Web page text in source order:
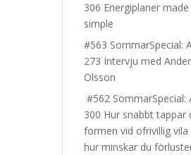
306 Energiplaner made
simple
#563 SommarSpecial:
273 Intervju med
Olsson
#562 SommarSpecial:
300 Hur snabbt tappar
formen vid ofrivillig vila
hur minskar du